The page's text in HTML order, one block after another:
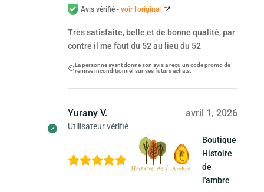
Avis vérifié - voir l’original
Très satisfaite, belle et de bonne qualité, par
contre il me faut du 52 au lieu du 52
La personne ayant donné son avis a reçu un code promo de
remise inconditionnel sur ses futurs achats.
Yurany V.
Utilisateur vérifié
avril 1, 2026
Boutique
Histoire
de
l'ambre